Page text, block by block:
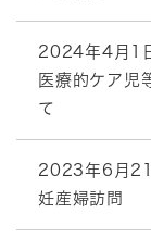
2024年4月1
医療的ケア児
て
2023年6月
妊産婦訪問